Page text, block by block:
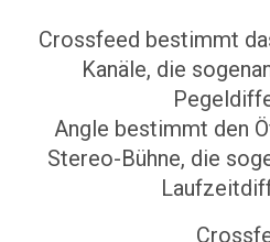
Crossfeed bestimmt
Kanäle, die
Angle bestimmt den
Stereo-Bühne, die